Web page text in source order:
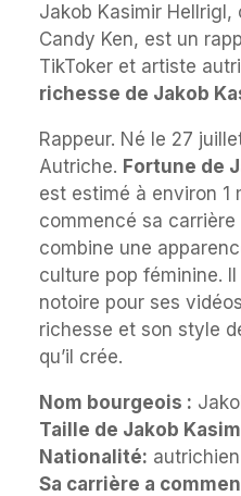
Jakob Kasimir Hellrigl,
Candy Ken, est un
TikToker et artiste
richesse de Jakob
Rappeur. Né le 27
Autriche. Fortune de
est estimé à environ 1
commencé sa carrière
combine une
culture pop féminine.
notoire pour ses
richesse et son style
qu’il crée.
Nom bourgeois :
Taille de Jakob
Nationalité: autrichien
Sa carrière a